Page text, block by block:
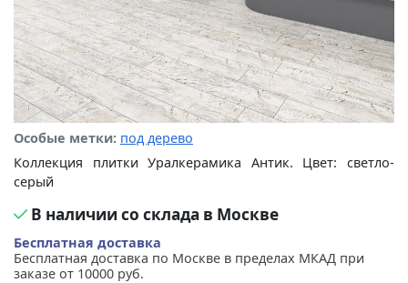
Особые метки: под дерево
Коллекция плитки Уралкерамика Антик. Цвет: светло-
серый
В наличии со склада в Москве
Бесплатная доставка
Бесплатная доставка по Москве в пределах МКАД при
заказе от 10000 руб.